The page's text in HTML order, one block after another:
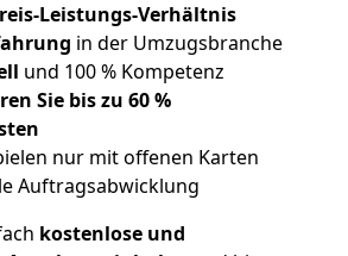
Leistungs-Verhältnis
in der Umzugsbranche
und 100 % Kompetenz
Sie bis zu 60 %
nur mit offenen Karten
Auftragsabwicklung
kostenlose und